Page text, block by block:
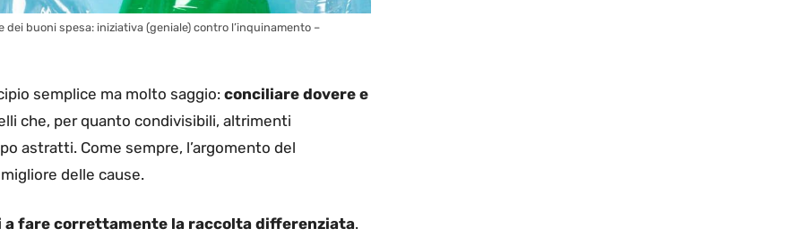
buoni spesa: iniziativa (geniale) contro l’inquinamento –
semplice ma molto saggio: conciliare dovere e
che, per quanto condivisibili, altrimenti
astratti. Come sempre, l’argomento del
delle cause.
fare correttamente la raccolta differenziata.